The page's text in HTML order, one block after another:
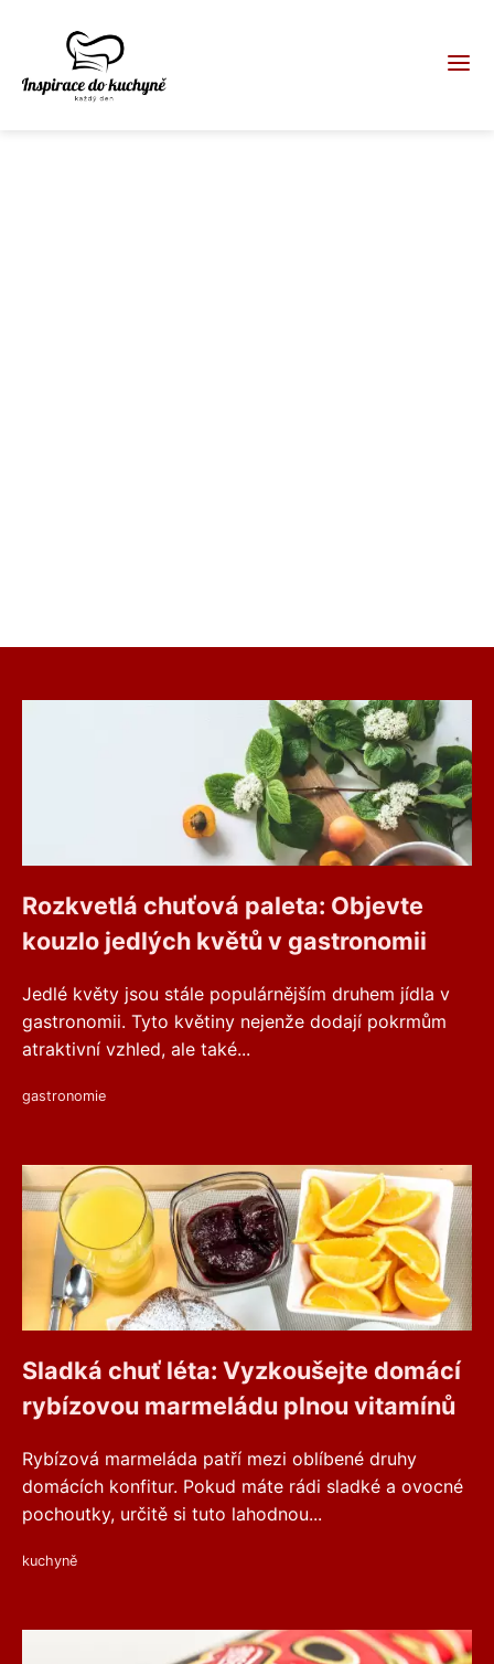
Rozkvetlá chuťová paleta: Objevte
kouzlo jedlých květů v gastronomii
Jedlé květy jsou stále populárnějším druhem jídla v
gastronomii. Tyto květiny nejenže dodají pokrmům
atraktivní vzhled, ale také...
gastronomie
Sladká chuť léta: Vyzkoušejte domácí
rybízovou marmeládu plnou vitamínů
Rybízová marmeláda patří mezi oblíbené druhy
domácích konfitur. Pokud máte rádi sladké a ovocné
pochoutky, určitě si tuto lahodnou...
kuchyně